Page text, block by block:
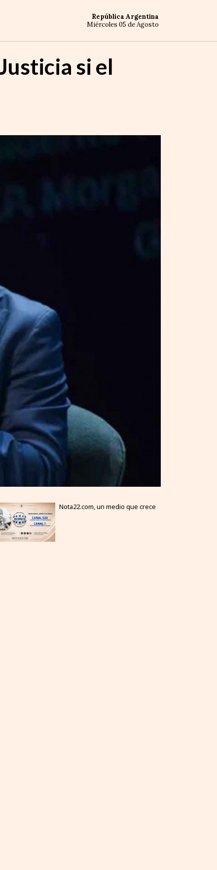
República Argentina
Miércoles 05 de Agosto
si el
Nota22.com, un medio que crece